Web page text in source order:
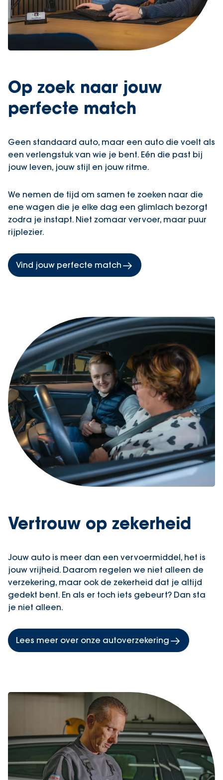
Op zoek naar jouw
perfecte match
Geen standaard auto, maar een auto die voelt als
een verlengstuk van wie je bent. Eén die past bij
jouw leven, jouw stijl en jouw ritme.
We nemen de tijd om samen te zoeken naar die
ene wagen die je elke dag een glimlach bezorgt
zodra je instapt. Niet zomaar vervoer, maar puur
rijplezier.
Vind jouw perfecte match
Vertrouw op zekerheid
Jouw auto is meer dan een vervoermiddel, het is
jouw vrijheid. Daarom regelen we niet alleen de
verzekering, maar ook de zekerheid dat je altijd
gedekt bent. En als er toch iets gebeurt? Dan sta
je niet alleen.
Lees meer over onze autoverzekering